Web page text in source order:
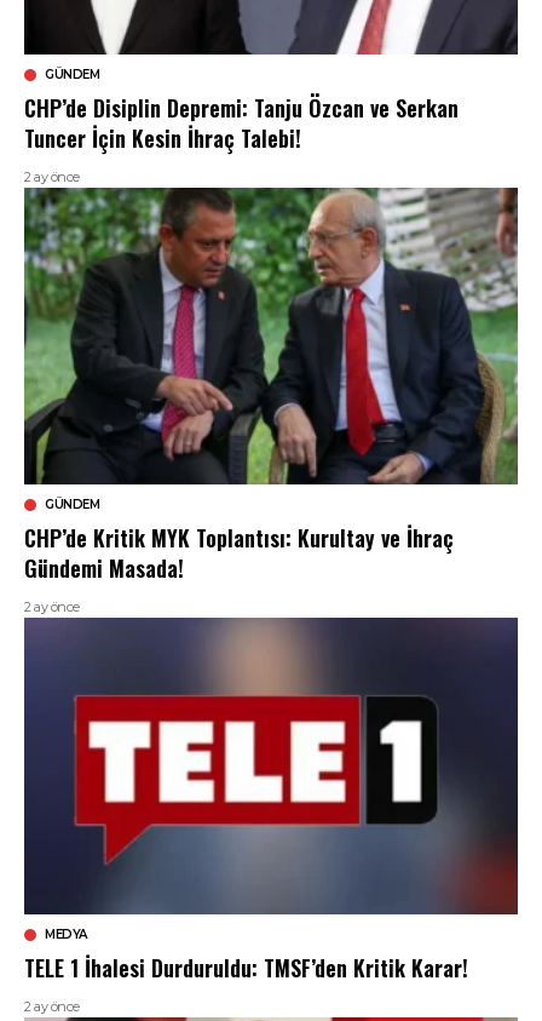
GÜNDEM
CHP’de Disiplin Depremi: Tanju Özcan ve Serkan
Tuncer İçin Kesin İhraç Talebi!
2 ay önce
GÜNDEM
CHP’de Kritik MYK Toplantısı: Kurultay ve İhraç
Gündemi Masada!
2 ay önce
MEDYA
TELE 1 İhalesi Durduruldu: TMSF’den Kritik Karar!
2 ay önce